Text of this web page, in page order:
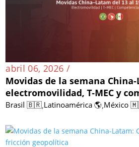
abril 06, 2026 /
Movidas de la semana
electromovilidad, T-MEC y
Brasil 🇧🇷,Latinoamérica 🌎,México